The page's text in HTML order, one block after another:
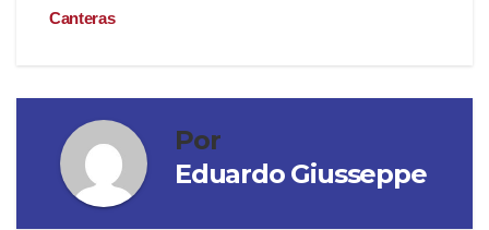
Canteras
Por
Eduardo Giusseppe